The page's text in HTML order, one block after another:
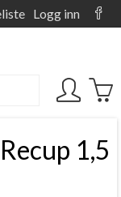
Logg inn
1,5